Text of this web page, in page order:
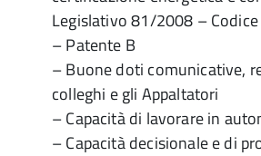
Legislativo 81/2008 –
– Patente B
– Buone doti comunicative,
colleghi e gli Appaltatori
– Capacità di lavorare in
– Capacità decisionale e di